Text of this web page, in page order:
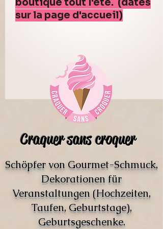
boutique tout l'été. (dates
sur la page d'accueil)
Craquer sans croquer
Schöpfer von Gourmet-Schmuck,
Dekorationen für
Veranstaltungen (Hochzeiten,
Taufen, Geburtstage),
Geburtsgeschenke.